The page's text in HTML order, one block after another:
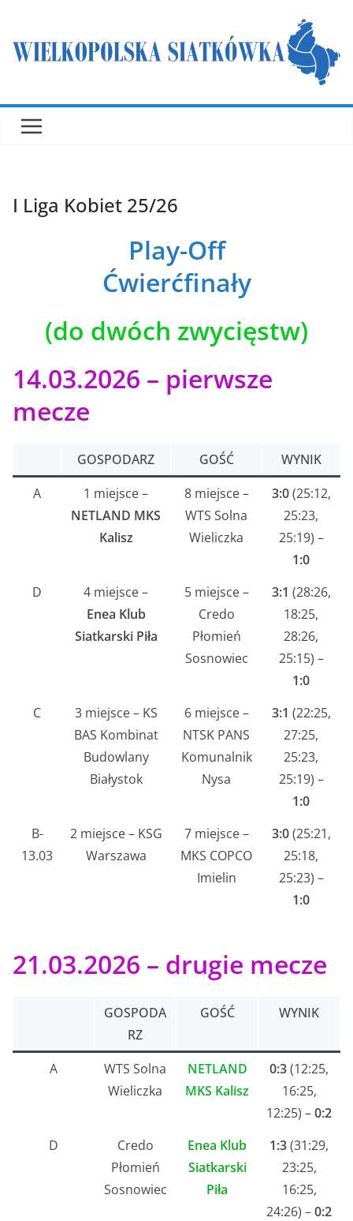
treści
I Liga Kobiet 25/26
Play-Off
Ćwierćfinały
(do dwóch zwycięstw)
14.03.2026 – pierwsze
mecze
GOSPODARZ GOŚĆ
WYNIK
A
1 miejsce –
NETLAND MKS
Kalisz
8 miejsce –
WTS Solna
Wieliczka
3:0(25:12,
25:23,
25:19) –
1:0
D
4 miejsce –
Enea Klub
Siatkarski Piła
5 miejsce –
Credo
Płomień
Sosnowiec
3:1 (28:26,
18:25,
28:26,
25:15) –
1:0
C
3 miejsce – KS
BAS Kombinat
Budowlany
Białystok
6 miejsce –
NTSK PANS
Komunalnik
Nysa
3:1 (22:25,
27:25,
25:23,
25:19) –
1:0
B-
13.03
2 miejsce – KSG
Warszawa
7 miejsce –
MKS COPCO
Imielin
3:0(25:21,
25:18,
25:23) –
1:0
21.03.2026 – drugie mecze
GOSPODA
RZ
GOŚĆ WYNIK
A
WTS Solna
Wieliczka
NETLAND
MKS Kalisz
0:3(12:25,
16:25,
12:25) –0:2
D
Credo
Płomień
Sosnowiec
Enea Klub
Siatkarski
Piła
1:3(31:29,
23:25,
16:25,
24:26) –0:2